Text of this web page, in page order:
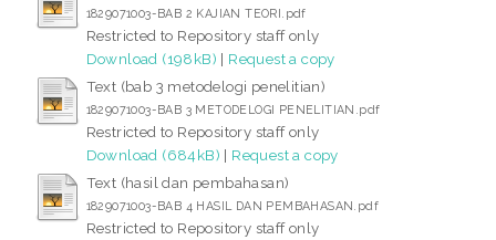
1829071003-BAB 2 KAJIAN TEORI.pdf
Restricted to Repository staff only
Download (198kB) | Request a copy
Text (bab 3 metodelogi penelitian)
1829071003-BAB 3 METODELOGI PENELITIAN.pdf
Restricted to Repository staff only
Download (684kB) | Request a copy
Text (hasil dan pembahasan)
1829071003-BAB 4 HASIL DAN PEMBAHASAN.pdf
Restricted to Repository staff only